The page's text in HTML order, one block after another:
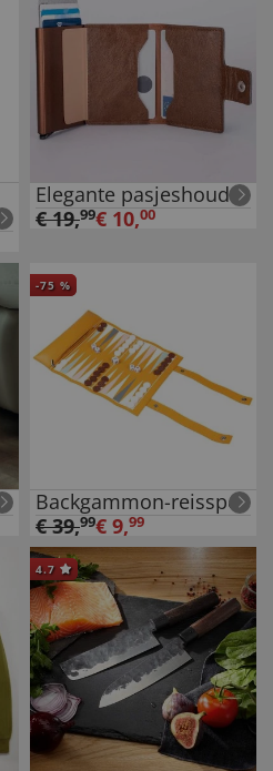
Elegante pasjeshouder
€19,99€ 10,00
-75 %
Backgammon-reisspel
€39,99€ 9,99
4.7